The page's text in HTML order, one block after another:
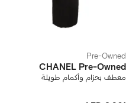
Pre-Owned
CHANEL Pre-Owned
معطف بحزام وأكمام طويلة